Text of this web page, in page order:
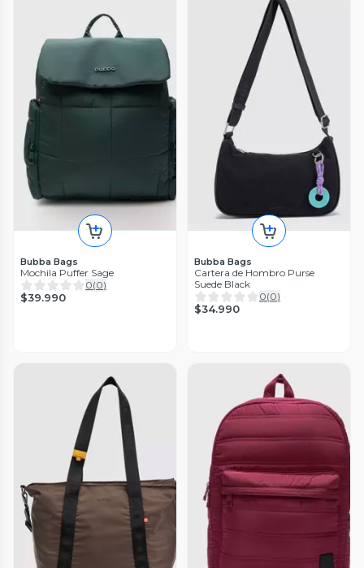
Bubba Bags
Mochila Puffer Sage
0(0)
$39.990
Bubba Bags
Cartera de Hombro Purse
Suede Black
0(0)
$34.990